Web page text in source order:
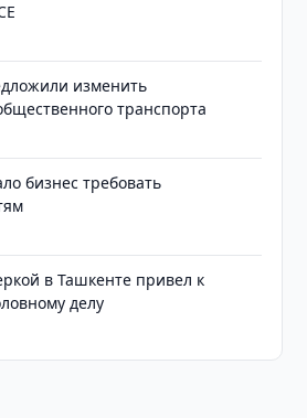
изменить
транспорта
бизнес требовать
в Ташкенте привел к
делу